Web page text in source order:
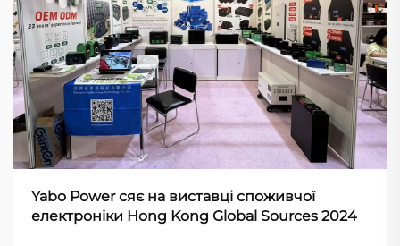
Yabo Power сяє на виставці споживчої
електроніки Hong Kong Global Sources 2024